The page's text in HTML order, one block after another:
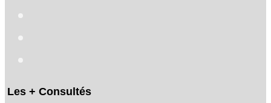
Les + Consultés